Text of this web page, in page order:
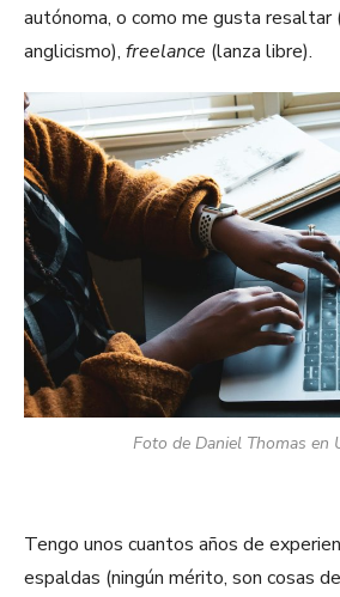
autónoma, o como me gusta resaltar
anglicismo), freelance (lanza libre).
Foto de Daniel Thomas en
Tengo unos cuantos años de
espaldas (ningún mérito, son cosas